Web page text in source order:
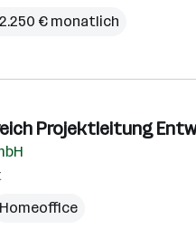
€ monatlich
Projektleitung
Homeoffice